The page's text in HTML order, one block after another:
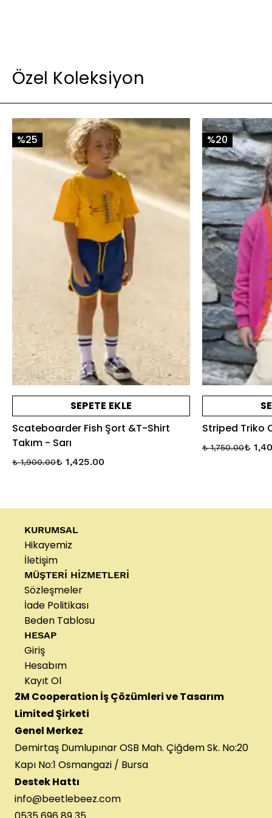
Özel Koleksiyon
%25
SEPETE EKLE
Scateboarder Fish Şort &T-Shirt
Takım - Sarı
₺ 1,900.00₺ 1,425.00
%20
Striped Triko
₺ 1,750.00₺
KURUMSAL
Hikayemiz
İletişim
MÜŞTERİ HİZMETLERİ
Sözleşmeler
İade Politikası
Beden Tablosu
HESAP
Giriş
Hesabım
Kayıt Ol
2M Cooperation İş Çözümleri ve Tasarım
Limited Şirketi
Genel Merkez
Demirtaş Dumlupınar OSB Mah. Çiğdem Sk. No:20
Kapı No:1 Osmangazi / Bursa
Destek Hattı
info@beetlebeez.com